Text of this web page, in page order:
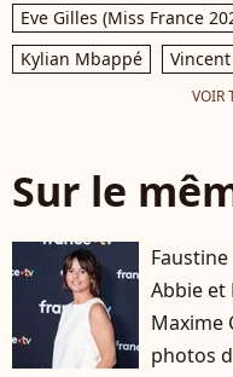
Eve Gilles (Miss France
Kylian Mbappé
VOIR
Sur le
Abbie et
Maxime
photos